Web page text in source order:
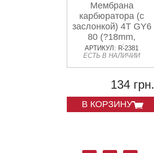
Мембрана
карбюратора (с
заслонкой) 4T GY6
80 (?18mm,
основная) CK
АРТИКУЛ: R-2381
ЕСТЬ В НАЛИЧИИ
134 грн.
В КОРЗИНУ